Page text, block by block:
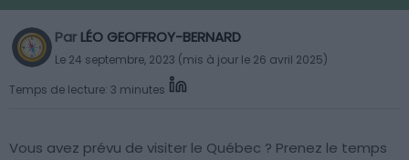
Par LÉO GEOFFROY-BERNARD
Le 24 septembre, 2023 (mis à jour le 26 avril 2025)
Temps de lecture: 3 minutes
Vous avez prévu de visiter le Québec ? Prenez le temps